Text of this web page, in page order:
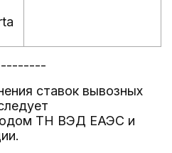
ставок вывозных
ТН ВЭД ЕАЭС и